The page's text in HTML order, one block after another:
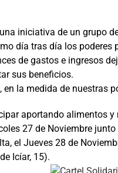
iniciativa de un grupo
día tras día los
de gastos e ingresos
sus beneficios.
la medida de nuestras
aportando alimentos
27 de Noviembre
el Jueves 28 de
Icíar, 15).